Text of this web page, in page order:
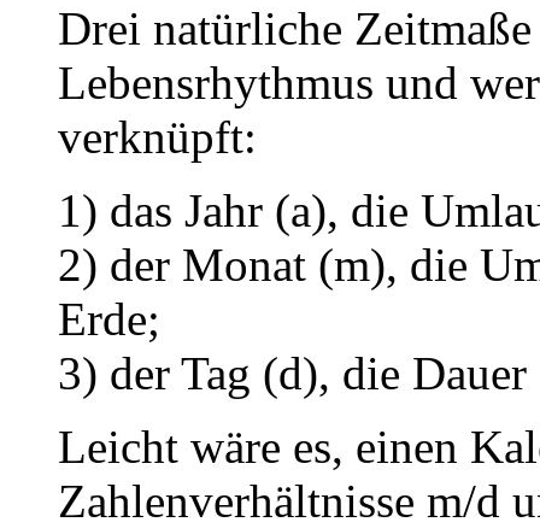
Drei natürliche
Lebensrhythmus und
verknüpft:
1) das Jahr (a), die
2) der Monat (m), die
Erde;
3) der Tag (d), die
Leicht wäre es, einen
Zahlenverhältnisse m/d